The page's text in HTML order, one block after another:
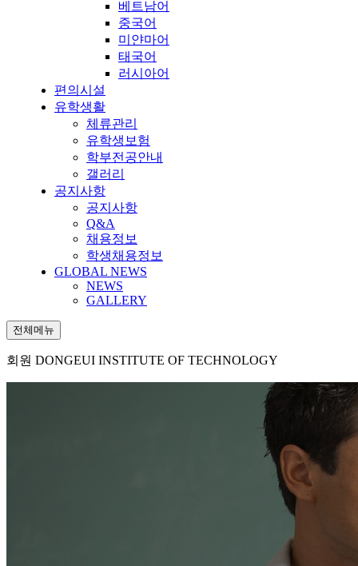
베트남어
중국어
미얀마어
태국어
러시아어
편의시설
유학생활
체류관리
유학생보험
학부전공안내
갤러리
공지사항
공지사항
Q&A
채용정보
학생채용정보
GLOBAL NEWS
NEWS
GALLERY
전체메뉴
회원 DONGEUI INSTITUTE OF TECHNOLOGY